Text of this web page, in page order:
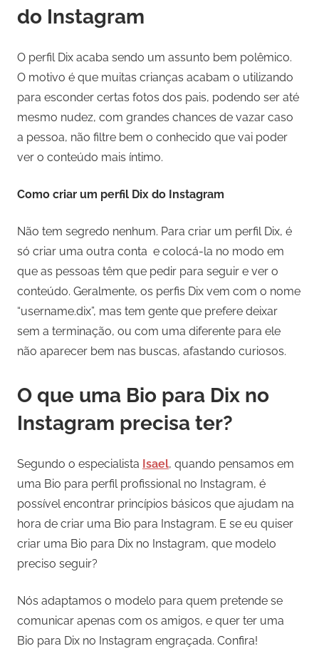
do Instagram
O perfil Dix acaba sendo um assunto bem polêmico.
O motivo é que muitas crianças acabam o utilizando
para esconder certas fotos dos pais, podendo ser até
mesmo nudez, com grandes chances de vazar caso
a pessoa, não filtre bem o conhecido que vai poder
ver o conteúdo mais íntimo.
Como criar um perfil Dix do Instagram
Não tem segredo nenhum. Para criar um perfil Dix, é
só criar uma outra conta e colocá-la no modo em
que as pessoas têm que pedir para seguir e ver o
conteúdo. Geralmente, os perfis Dix vem com o nome
“username.dix”, mas tem gente que prefere deixar
sem a terminação, ou com uma diferente para ele
não aparecer bem nas buscas, afastando curiosos.
O que uma Bio para Dix no
Instagram precisa ter?
Segundo o especialista Isael, quando pensamos em
uma Bio para perfil profissional no Instagram, é
possível encontrar princípios básicos que ajudam na
hora de criar uma Bio para Instagram. E se eu quiser
criar uma Bio para Dix no Instagram, que modelo
preciso seguir?
Nós adaptamos o modelo para quem pretende se
comunicar apenas com os amigos, e quer ter uma
Bio para Dix no Instagram engraçada. Confira!